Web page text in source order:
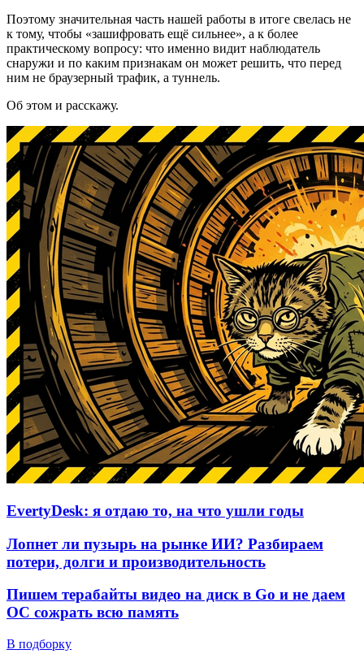
Поэтому значительная часть нашей работы в итоге свелась не
к тому, чтобы «зашифровать ещё сильнее», а к более
практическому вопросу: что именно видит наблюдатель
снаружи и по каким признакам он может решить, что перед
ним не браузерный трафик, а туннель.
Об этом и расскажу.
EvertyDesk: я отдаю то, на что ушли годы
Лопнет ли пузырь на рынке ИИ? Разбираем
потери, долги и производительность
Пишем терабайты видео на диск в Go и не даем
ОС сожрать всю память
В подборку